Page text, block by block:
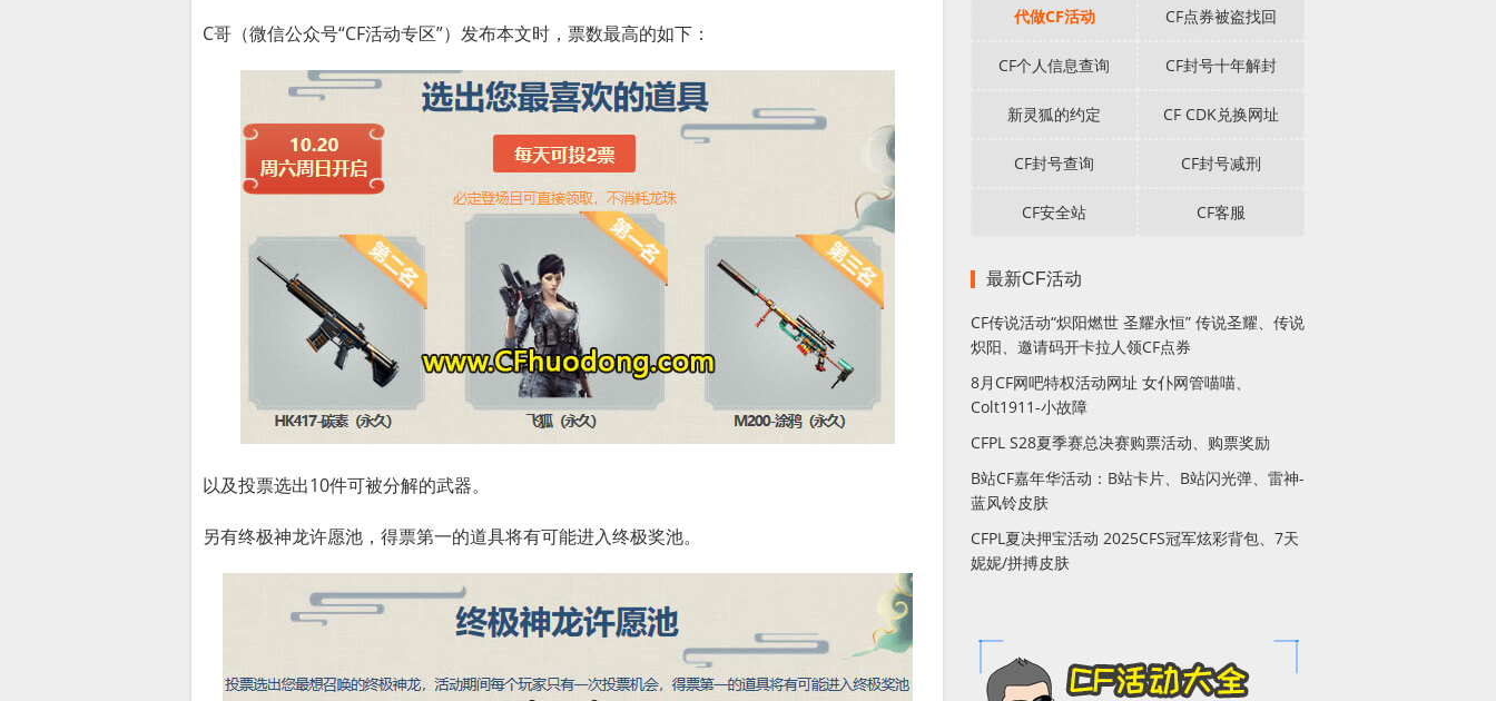
C哥（微信公众号“CF活动专区”）发布本文时，票数最高的如下：
以及投票选出10件可被分解的武器。
另有终极神龙许愿池，得票第一的道具将有可能进入终极奖池。
代做CF活动 CF点券被盗找回
CF个人信息查询 CF封号十年解封
新灵狐的约定 CF CDK兑换网址
CF封号查询 CF封号减刑
CF安全站 CF客服
最新CF活动
CF传说活动“炽阳燃世 圣耀永恒” 传说圣耀、传说
炽阳、邀请码开卡拉人领CF点券
8月CF网吧特权活动网址 女仆网管喵喵、
Colt1911-小故障
CFPL S28夏季赛总决赛购票活动、购票奖励
B站CF嘉年华活动：B站卡片、B站闪光弹、雷神-
蓝风铃皮肤
CFPL夏决押宝活动 2025CFS冠军炫彩背包、7天
妮妮/拼搏皮肤